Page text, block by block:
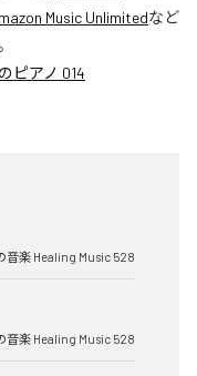
Music Unlimitedなど
ピアノ 014
音楽 Healing Music 528
音楽 Healing Music 528